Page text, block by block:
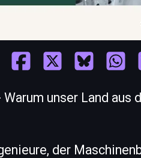
unser Land aus
der